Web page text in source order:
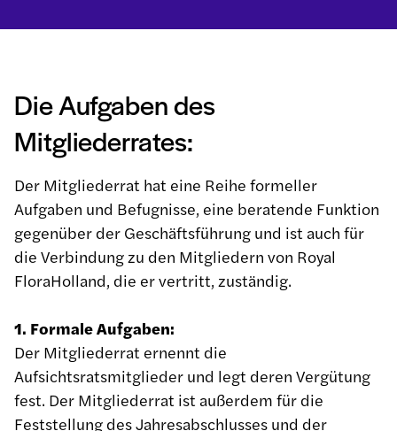
Die Aufgaben des
Mitgliederrates:
Der Mitgliederrat hat eine Reihe formeller
Aufgaben und Befugnisse, eine beratende Funktion
gegenüber der Geschäftsführung und ist auch für
die Verbindung zu den Mitgliedern von Royal
FloraHolland, die er vertritt, zuständig.
1. Formale Aufgaben:
Der Mitgliederrat ernennt die
Aufsichtsratsmitglieder und legt deren Vergütung
fest. Der Mitgliederrat ist außerdem für die
Feststellung des Jahresabschlusses und der